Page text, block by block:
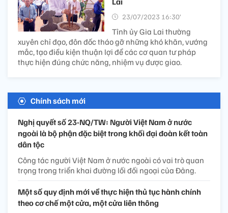
23/07/2023 16:30’
Tỉnh ủy Gia Lai thường
xuyên chỉ đạo, đôn đốc tháo gỡ những khó khăn, vướng
mắc, tạo điều kiện thuận lợi để các cơ quan tư pháp
thực hiện đúng chức năng, nhiệm vụ được giao.
Chính sách mới
Nghị quyết số 23-NQ/TW: Người Việt Nam ở nước
ngoài là bộ phận đặc biệt trong khối đại đoàn kết toàn
dân tộc
Công tác người Việt Nam ở nước ngoài có vai trò quan
trọng trong triển khai đường lối đối ngoại của Đảng.
Một số quy định mới về thực hiện thủ tục hành chính
theo cơ chế một cửa, một cửa liên thông